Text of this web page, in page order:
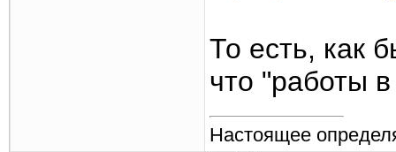
То есть, как
что "работы
Настоящее